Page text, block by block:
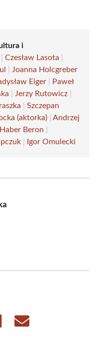
i
Czesław Lasota
Joanna Holcgreber
Eiger
Paweł
Jerzy Rutowicz
Szczepan
(aktorka)
Andrzej
Beron
Igor Omulecki
Share